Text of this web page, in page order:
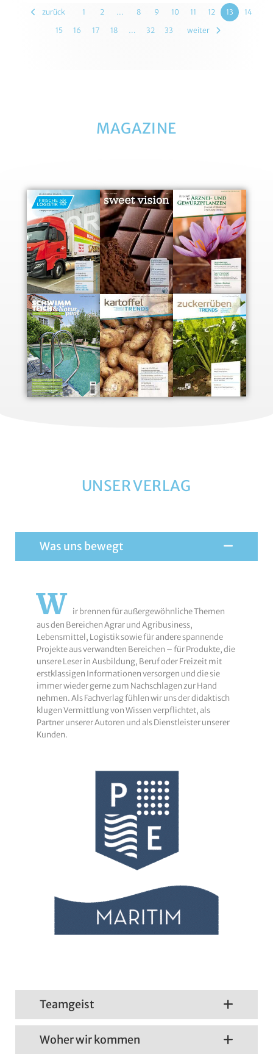
zurück 1 2 … 8 9 10 11 12 13
14
15
16 17 18 … 32 33 weiter
MAGAZINE
UNSER VERLAG
Was uns bewegt
W
ir brennen für außergewöhnliche Themen
aus den Bereichen Agrar und Agribusiness,
Lebensmittel, Logistik sowie für andere spannende
Projekte aus verwandten Bereichen – für Produkte, die
unsere Leser in Ausbildung, Beruf oder Freizeit mit
erstklassigen Informationen versorgen und die sie
immer wieder gerne zum Nachschlagen zur Hand
nehmen. Als Fachverlag fühlen wir uns der didaktisch
klugen Vermittlung von Wissen verpflichtet, als
Partner unserer Autoren und als Dienstleister unserer
Kunden.
Teamgeist
Woher wir kommen